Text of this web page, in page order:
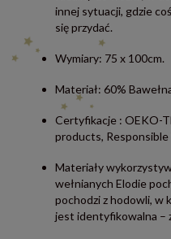
innej sytuacji, gdzie
się przydać.
Wymiary: 75 x 100cm.
Materiał: 60%
Certyfikacje : OEKO-
products,
Materiały
wełnianych Elodie
pochodzi z hodowli, w
jest identyfikowalna –